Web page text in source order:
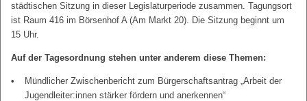
städtischen Sitzung in dieser Legislaturperiode zusammen. Tagungsort
ist Raum 416 im Börsenhof A (Am Markt 20). Die Sitzung beginnt um
15 Uhr.
Auf der Tagesordnung stehen unter anderem diese Themen:
Mündlicher Zwischenbericht zum Bürgerschaftsantrag „Arbeit der
Jugendleiter:innen stärker fördern und anerkennen“